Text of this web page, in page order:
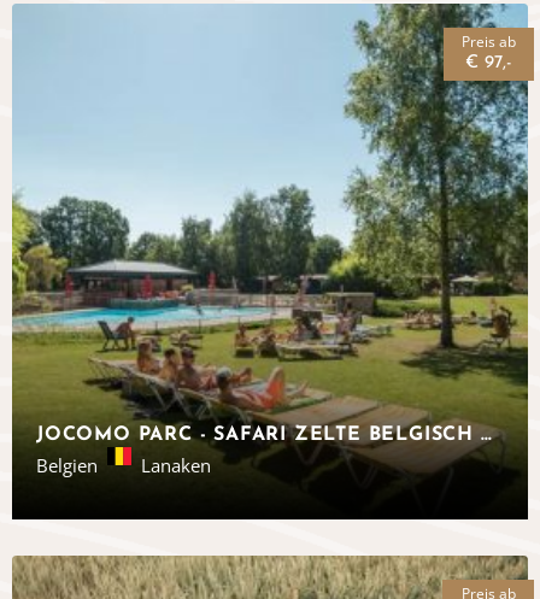
JOCOMO PARC - SAFARI ZELTE BELGISCH LIMBURG
Belgien Lanaken
Preis ab
€ 97,-
Preis ab